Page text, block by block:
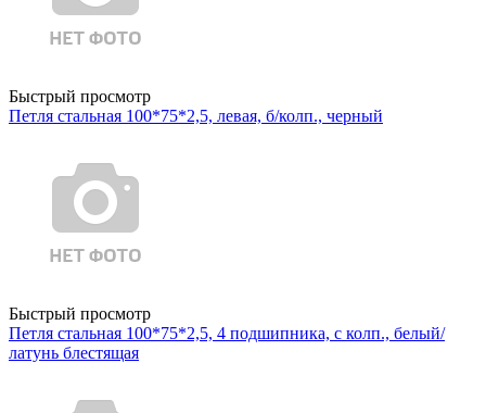
Быстрый просмотр
Петля стальная 100*75*2,5, левая, б/колп., черный
Быстрый просмотр
Петля стальная 100*75*2,5, 4 подшипника, с колп., белый/
латунь блестящая